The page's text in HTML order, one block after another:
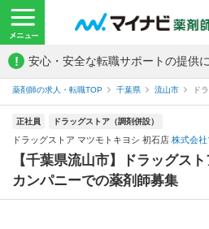
! 安心・安全な転職サポートの提供に
薬剤師の求人・転職TOP 千葉県 流山市 ド
正社員 ドラッグストア（調剤併設）
ドラッグストア マツモトキヨシ 初石店 株式会
【千葉県流山市】ドラッグス
カンパニーでの薬剤師募集